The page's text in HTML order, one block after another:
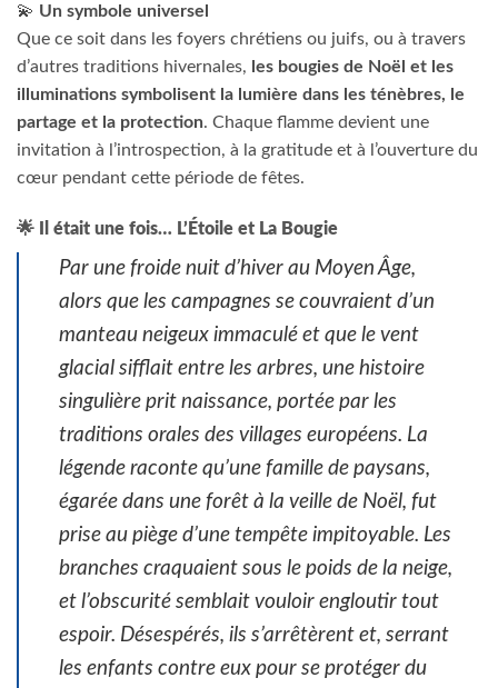
💫 Un symbole universel
Que ce soit dans les foyers chrétiens ou juifs, ou à travers
d’autres traditions hivernales, les bougies de Noël et les
illuminations symbolisent la lumière dans les ténèbres, le
partage et la protection. Chaque flamme devient une
invitation à l’introspection, à la gratitude et à l’ouverture du
cœur pendant cette période de fêtes.
🌟 Il était une fois… L’Étoile et La Bougie
Par une froide nuit d’hiver au Moyen Âge,
alors que les campagnes se couvraient d’un
manteau neigeux immaculé et que le vent
glacial sifflait entre les arbres, une histoire
singulière prit naissance, portée par les
traditions orales des villages européens. La
légende raconte qu’une famille de paysans,
égarée dans une forêt à la veille de Noël, fut
prise au piège d’une tempête impitoyable. Les
branches craquaient sous le poids de la neige,
et l’obscurité semblait vouloir engloutir tout
espoir. Désespérés, ils s’arrêtèrent et, serrant
les enfants contre eux pour se protéger du